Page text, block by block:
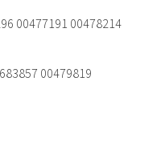
00477191 00478214
00479819